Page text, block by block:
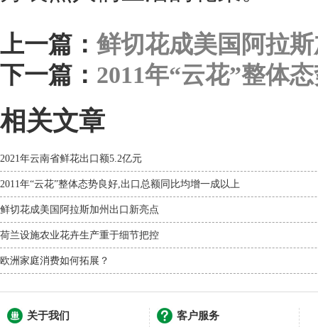
上一篇： 鲜切花成美国阿拉
下一篇： 2011年“云花”整体
相关文章
2021年云南省鲜花出口额5.2亿元
2011年“云花”整体态势良好,出口总额同比均增一成以上
鲜切花成美国阿拉斯加州出口新亮点
荷兰设施农业花卉生产重于细节把控
欧洲家庭消费如何拓展？
关于我们 客户服务